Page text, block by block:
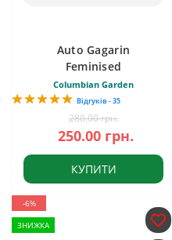
Auto Gagarin
Feminised
Columbian Garden
Відгуків - 35
280.00 грн.
250.00 грн.
КУПИТИ
-6%
ЗНИЖКА